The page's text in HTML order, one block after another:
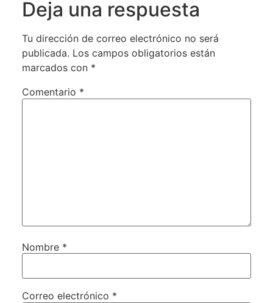
Deja una respuesta
Tu dirección de correo electrónico no será
publicada. Los campos obligatorios están
marcados con *
Comentario *
Nombre *
Correo electrónico *